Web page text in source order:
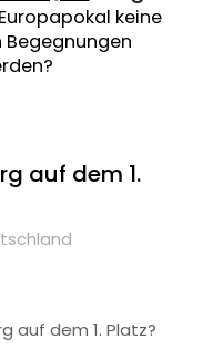
keine
auf dem 1.
auf dem 1. Platz?